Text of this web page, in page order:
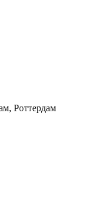
Роттердам